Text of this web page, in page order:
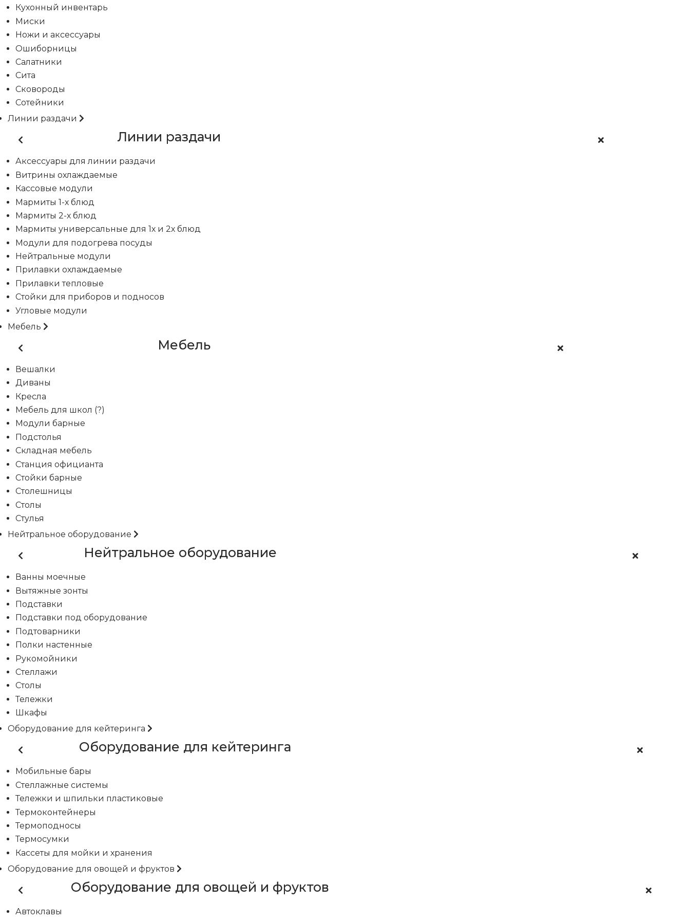
Кухонный инвентарь
Миски
Ножи и аксессуары
Ошиборницы
Салатники
Сита
Сковороды
Сотейники
Линии раздачи
Линии раздачи
Аксессуары для линии раздачи
Витрины охлаждаемые
Кассовые модули
Мармиты 1-х блюд
Мармиты 2-х блюд
Мармиты универсальные для 1х и 2х блюд
Модули для подогрева посуды
Нейтральные модули
Прилавки охлаждаемые
Прилавки тепловые
Стойки для приборов и подносов
Угловые модули
Мебель
Мебель
Вешалки
Диваны
Кресла
Мебель для школ (?)
Модули барные
Подстолья
Складная мебель
Станция официанта
Стойки барные
Столешницы
Столы
Стулья
Нейтральное оборудование
Нейтральное оборудование
Ванны моечные
Вытяжные зонты
Подставки
Подставки под оборудование
Подтоварники
Полки настенные
Рукомойники
Стеллажи
Столы
Тележки
Шкафы
Оборудование для кейтеринга
Оборудование для кейтеринга
Мобильные бары
Стеллажные системы
Тележки и шпильки пластиковые
Термоконтейнеры
Термоподносы
Термосумки
Кассеты для мойки и хранения
Оборудование для овощей и фруктов
Оборудование для овощей и фруктов
Автоклавы